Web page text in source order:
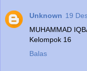
Unknown 19
MUHAMMAD
Kelompok 16
Balas